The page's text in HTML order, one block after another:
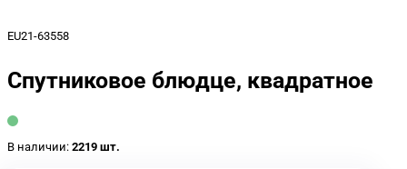
EU21-63558
Спутниковое блюдце, квадратное
В наличии: 2219 шт.